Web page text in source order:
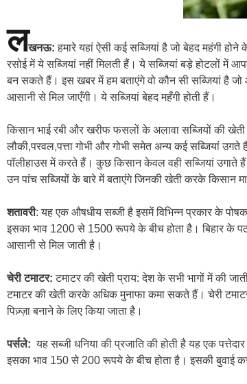
लखनऊ: हमारे यहां ऐसी कई सब्जियां है जो बेहद महंगी
रसोई में ये सब्जियां नहीं मिलती हैं। ये सब्जियां बड़े होटलों में
बन सकते हैं। इस खबर में हम बताएंगे वो कौन सी सब्जियां है जो
आसानी से मिल जाएँगी। ये सब्जियां बेहद महँगी होती हैं।
किसान भाई रबी और खरीफ फसलों के अलावा सब्जियों की खेती
लौकी,परवल,पत्ता गोभी और गोभी समेत अन्य कई सब्जियां
पॉलीहाउस में करते हैं। कुछ किसान केवल वही सब्जियां उगाते
उन पांच सब्जियों के बारे में बताएंगे जिनकी खेती करके किसान
शतावरी: यह एक औषधीय सब्जी है इसमें विभिन्न प्रकार के
इसका भाव 1200 से 1500 रूपये के बीच होता है। बिहार के
आसानी से मिल जाती है।
चेरी टमाटर: टमाटर की खेती प्राय: देश के सभी भागों में की
टमाटर की खेती करके अधिक मुनाफा कमा सकते हैं। चेरी
पिज़्ज़ा बनाने के लिए किया जाता है।
पर्सले: यह सब्जी धनिया की प्रजाति की होती है यह एक
इसका भाव 150 से 200 रूपये के बीच होता है। इसकी बुवाई